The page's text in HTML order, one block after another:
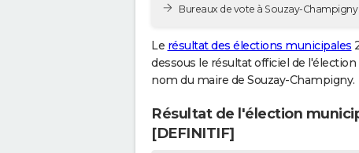
Bureaux de vote à Souzay-Champigny
Le résultat des élections municipales
dessous le résultat officiel de
nom du maire de Souzay-Champigny.
Résultat de l'élection
[DEFINITIF]